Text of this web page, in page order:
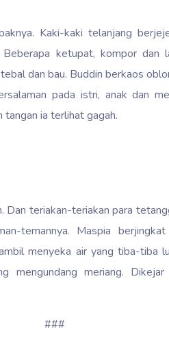
Kaki-kaki telanjang
ketupat, kompor dan
dan bau. Buddin berkaos
pada istri, anak dan
tangan ia terlihat gagah.
Dan teriakan-teriakan para
temannya. Maspia berjingkat
menyeka air yang tiba-tiba
mengundang meriang.
###